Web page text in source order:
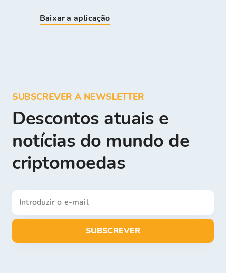
Baixar a aplicação
SUBSCREVER A NEWSLETTER
Descontos atuais e
notícias do mundo de
criptomoedas
SUBSCREVER